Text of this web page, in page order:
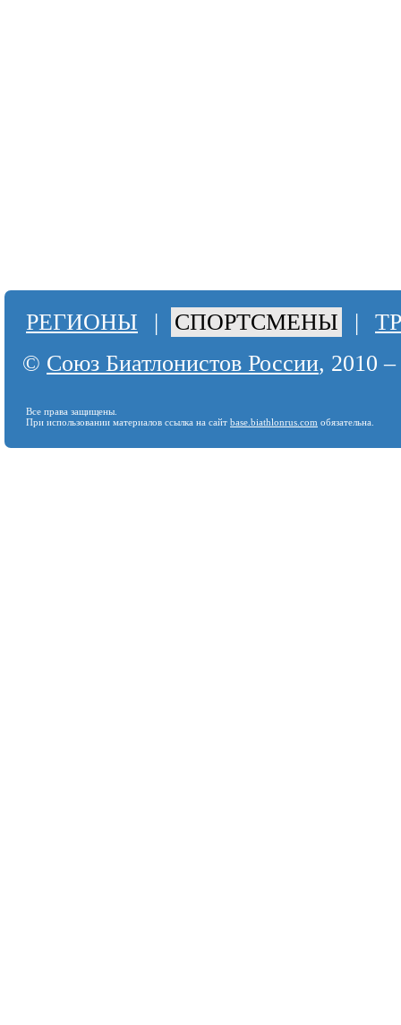
РЕГИОНЫ | СПОРТСМЕНЫ |
© Союз Биатлонистов России, 2010
Все права защищены.
При использовании материалов ссылка на сайт base.biathlonrus.com обязательна.